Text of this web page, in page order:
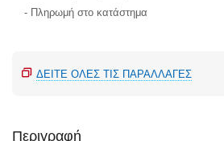
- Πληρωμή στο κατάστημα
ΔΕΊΤΕ ΌΛΕΣ ΤΙΣ ΠΑΡΑΛΛΑΓΈΣ
Περιγραφή